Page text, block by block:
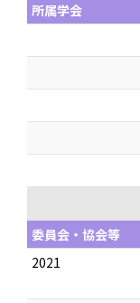
所属学会
委員会・協会等
2021